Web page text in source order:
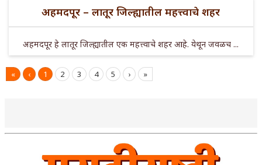
अहमदपूर – लातूर जिल्ह्यातील महत्त्वाचे शहर
अहमदपूर हे लातूर जिल्ह्यातील एक महत्त्वाचे शहर आहे. येथून जवळच ...
« ‹ 1 2 3 4 5 › »